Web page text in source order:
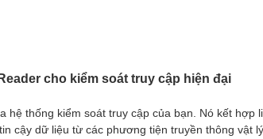
cho kiểm soát truy cập hiện đại
thống kiểm soát truy cập của bạn. Nó kết hợp
cậy dữ liệu từ các phương tiện truyền thông vật